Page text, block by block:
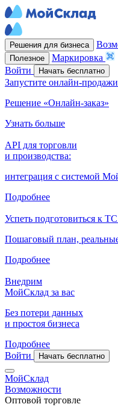
Решения для бизнеса
Полезное
Маркировка
Войти
Начать бесплатно
Запустите онлайн-продажи
Решение «Онлайн-заказ»
Узнать больше
API для торговли
и производства:
интеграция с системой
Подробнее
Успеть подготовиться к
Пошаговый план,
Подробнее
Внедрим
МойСклад за вас
Без потери данных
и простоя бизнеса
Подробнее
Войти
Начать бесплатно
МойСклад
Возможности
Оптовой торговле